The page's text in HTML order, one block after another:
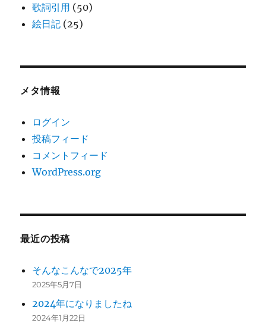
歌詞引用 (50)
絵日記 (25)
メタ情報
ログイン
投稿フィード
コメントフィード
WordPress.org
最近の投稿
そんなこんなで2025年
2025年5月7日
2024年になりましたね
2024年1月22日